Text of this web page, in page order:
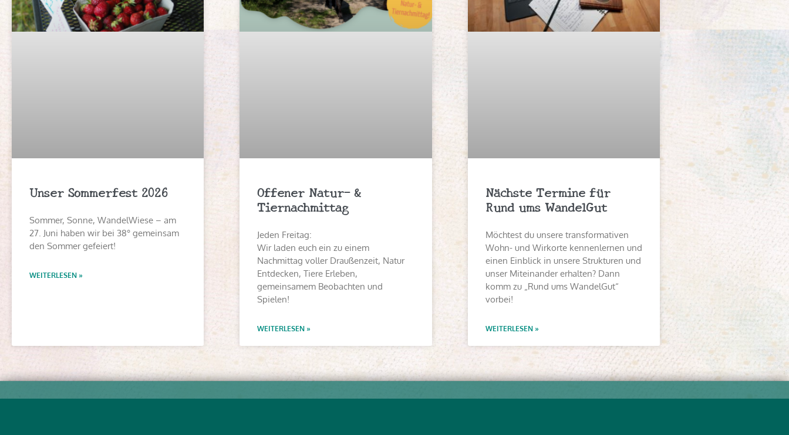
Unser Sommerfest 2026
Sommer, Sonne, WandelWiese – am
27. Juni haben wir bei 38° gemeinsam
den Sommer gefeiert!
WEITERLESEN »
Offener Natur- &
Tiernachmittag
Jeden Freitag:
Wir laden euch ein zu einem
Nachmittag voller Draußenzeit, Natur
Entdecken, Tiere Erleben,
gemeinsamem Beobachten und
Spielen!
WEITERLESEN »
Nächste Termine für
Rund ums WandelGut
Möchtest du unsere transformativen
Wohn- und Wirkorte kennenlernen und
einen Einblick in unsere Strukturen und
unser Miteinander erhalten? Dann
komm zu „Rund ums WandelGut“
vorbei!
WEITERLESEN »